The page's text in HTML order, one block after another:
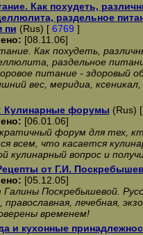
Как похудеть,
раздельное
пи (Rus) [ 6769 ]
[08.11.06]
Как похудеть,
раздельное
питание - здоровый
вес, меридиа,
Кулинарные форумы (Rus)
[06.01.06]
форум для тех,
всем, что касается
кулинарный вопрос и
от Г.И.
[05.12.05]
Поскребышевой.
православная, лечебная,
временем!
и кухонные